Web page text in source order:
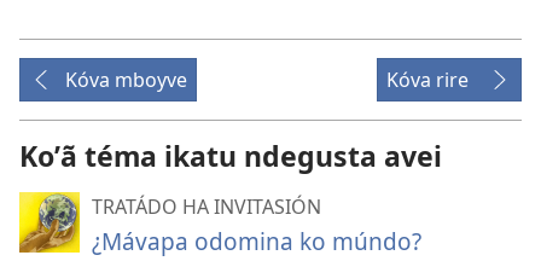
Kóva mboyve Kóva rire
Koʼã téma ikatu ndegusta avei
TRATÁDO HA INVITASIÓN
¿Mávapa odomina ko múndo?